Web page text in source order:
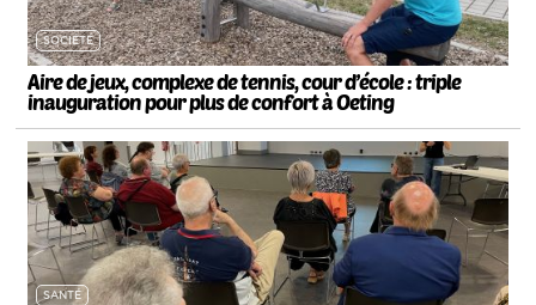
SOCIÉTÉ
Aire de jeux, complexe de tennis, cour d’école : triple
inauguration pour plus de confort à Oeting
SANTÉ